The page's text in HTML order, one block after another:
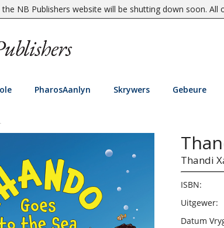
NB Publishers website will be shutting down soon.
PharosAanlyn Skrywers Gebeure
Thandi
ISBN:
Uitgewer:
Datum